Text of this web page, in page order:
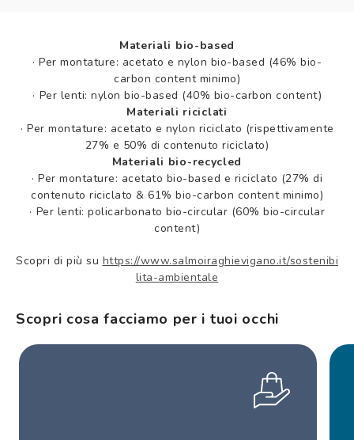
Materiali bio-based
· Per montature: acetato e nylon bio-based (46% bio-
carbon content minimo)
· Per lenti: nylon bio-based (40% bio-carbon content)
Materiali riciclati
· Per montature: acetato e nylon riciclato (rispettivamente
27% e 50% di contenuto riciclato)
Materiali bio-recycled
· Per montature: acetato bio-based e riciclato (27% di
contenuto riciclato & 61% bio-carbon content minimo)
· Per lenti: policarbonato bio-circular (60% bio-circular
content)
Scopri di più su https://www.salmoiraghievigano.it/sostenibi
lita-ambientale
Scopri cosa facciamo per i tuoi occhi